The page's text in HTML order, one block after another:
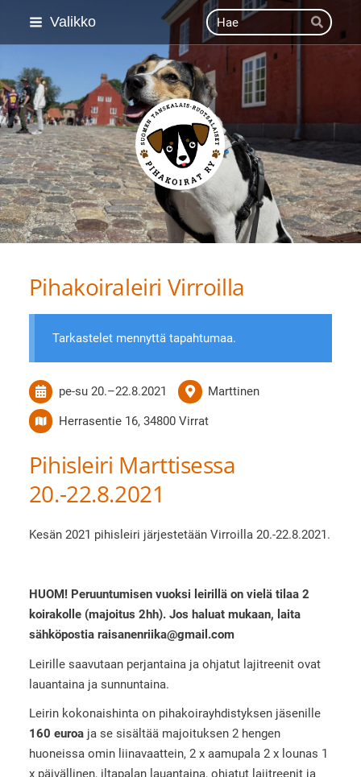
Siirry
Valikko Haku
Hae
Suomen Tanskalais-
Pihakoiraleiri Virroilla
Tarkastelet mennyttä tapahtumaa.
pe-su 20.–22.8.2021 Marttinen
Herrasentie 16, 34800 Virrat
Pihisleiri Marttisessa
20.-22.8.2021
Kesän 2021 pihisleiri järjestetään Virroilla 20.-22.8.2021.
HUOM! Peruuntumisen vuoksi leirillä on vielä tilaa 2
koirakolle (majoitus 2hh). Jos haluat mukaan, laita
sähköpostia raisanenriika@gmail.com
Leirille saavutaan perjantaina ja ohjatut lajitreenit ovat
lauantaina ja sunnuntaina.
Leirin kokonaishinta on pihakoirayhdistyksen jäsenille
160 euroaja se sisältää majoituksen 2 hengen
huoneissa omin liinavaattein, 2 x aamupala 2 x lounas 1